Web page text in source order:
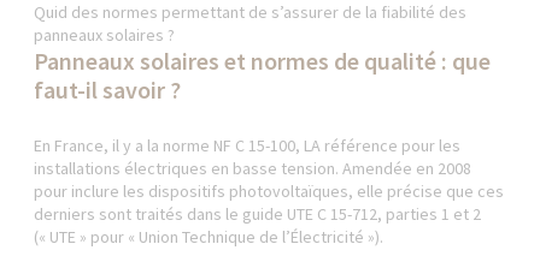
Quid des normes permettant de s’assurer de la fiabilité des
panneaux solaires ?
Panneaux solaires et normes de qualité : que
faut-il savoir ?
En France, il y a la norme NF C 15-100, LA référence pour les
installations électriques en basse tension. Amendée en 2008
pour inclure les dispositifs photovoltaïques, elle précise que ces
derniers sont traités dans le guide UTE C 15-712, parties 1 et 2
(« UTE » pour « Union Technique de l’Électricité »).